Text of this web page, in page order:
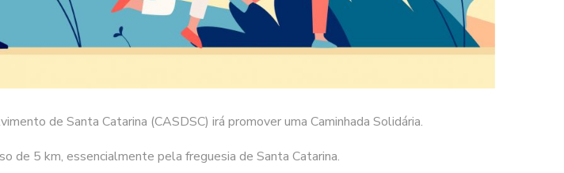
de Santa Catarina (CASDSC) irá promover uma Caminhada Solidária.
de 5 km, essencialmente pela freguesia de Santa Catarina.